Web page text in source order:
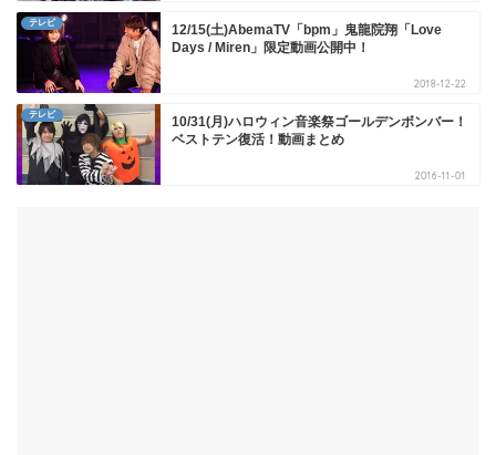
テレビ
12/15(土)AbemaTV「bpm」鬼龍院翔「Love
Days / Miren」限定動画公開中！
2018-12-22
テレビ
10/31(月)ハロウィン音楽祭ゴールデンボンバー！
ベストテン復活！動画まとめ
2016-11-01